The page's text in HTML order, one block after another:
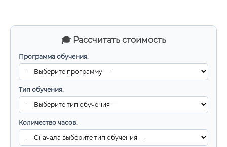
🎓 Рассчитать стоимость
Программа обучения:
Тип обучения:
Количество часов: